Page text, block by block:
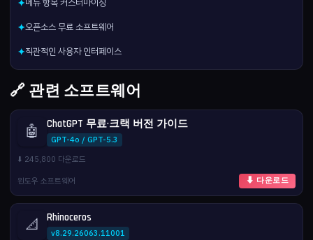
✦
✦오픈소스 무료 소프트웨어
✦직관적인 사용자 인터페이스
🔗 관련 소프트웨어
🤖 ChatGPT 무료·크랙 버전 가이드
GPT-4o / GPT-5.3
⬇️ 245,800 다운로드
윈도우 소프트웨어
⬇ 다운로드
📐 Rhinoceros
v8.29.26063.11001